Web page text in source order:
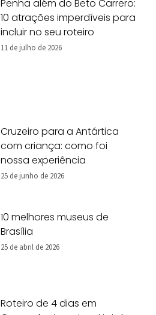
Penha além do Beto Carrero:
10 atrações imperdíveis para
incluir no seu roteiro
11 de julho de 2026
Cruzeiro para a Antártica
com criança: como foi
nossa experiência
25 de junho de 2026
10 melhores museus de
Brasília
25 de abril de 2026
Roteiro de 4 dias em